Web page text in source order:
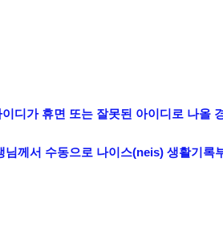
디가 휴면 또는 잘못된 아이디로 나올
께서 수동으로 나이스(neis) 생활기록